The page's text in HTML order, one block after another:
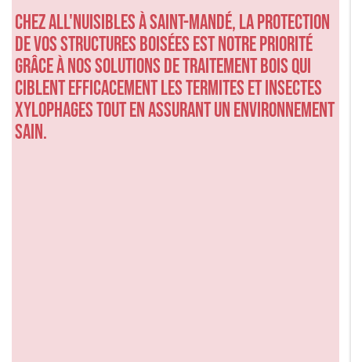
Chez ALL'NUISIBLES à Saint-Mandé, la protection
de vos structures boisées est notre priorité
grâce à nos solutions de traitement bois qui
ciblent efficacement les termites et insectes
xylophages tout en assurant un environnement
sain.